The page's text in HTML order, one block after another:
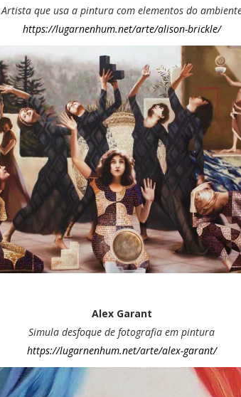
Artista que usa a pintura com elementos do
https://lugarnenhum.net/arte/alison-brickle/
Alex Garant
Simula desfoque de fotografia em pintura
https://lugarnenhum.net/arte/alex-garant/